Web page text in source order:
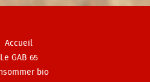
Accueil
Le GAB 65
bio